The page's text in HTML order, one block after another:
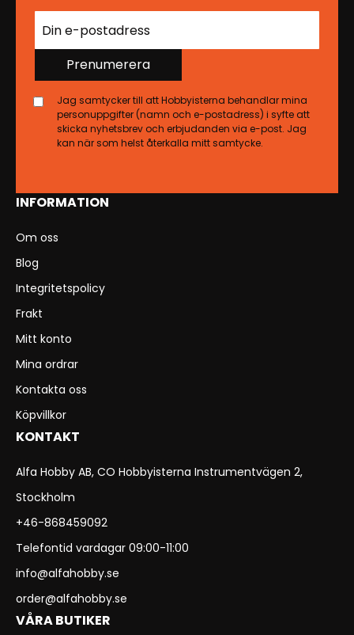
INFORMATION
Om oss
Blog
Integritetspolicy
Frakt
Mitt konto
Mina ordrar
Kontakta oss
Köpvillkor
KONTAKT
Alfa Hobby AB, CO Hobbyisterna Instrumentvägen 2,
Stockholm
+46-868459092
Telefontid vardagar 09:00-11:00
info@alfahobby.se
order@alfahobby.se
VÅRA BUTIKER
Prenumerera
Jag samtycker till att Hobbyisterna behandlar mina
personuppgifter (namn och e-postadress) i syfte att
skicka nyhetsbrev och erbjudanden via e-post. Jag
kan när som helst återkalla mitt samtycke.